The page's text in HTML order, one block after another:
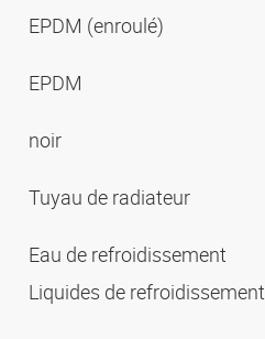
EPDM (enroulé)
EPDM
noir
Tuyau de radiateur
Eau de refroidissement
Liquides de refroidissement